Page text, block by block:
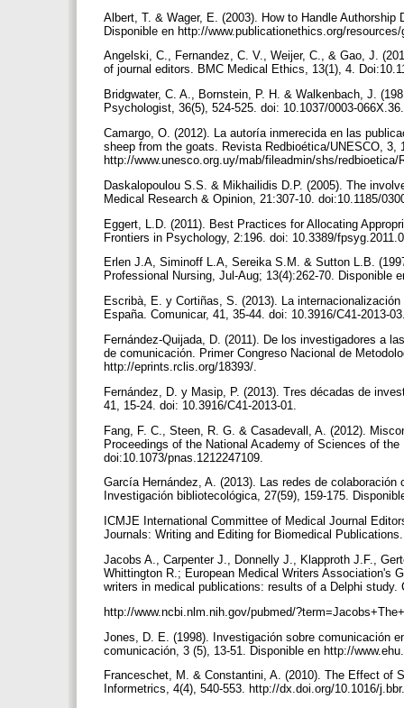
Albert, T. & Wager, E. (2003). How to Handle
Disponible en http://www.publicationethics.org/
Angelski, C., Fernandez, C. V., Weijer, C., & Gao, J.
of journal editors. BMC Medical Ethics, 13(1), 4.
Bridgwater, C. A., Bornstein, P. H. & Walkenbach, J.
Psychologist, 36(5), 524-525. doi: 10.1037/0003-
Camargo, O. (2012). La autoría inmerecida en las
sheep from the goats. Revista Redbioética/UNESCO, 3,
http://www.unesco.org.uy/mab/fileadmin/shs/
Daskalopoulou S.S. & Mikhailidis D.P. (2005). The
Medical Research & Opinion, 21:307-10. doi:10.1185/
Eggert, L.D. (2011). Best Practices for Allocating
Frontiers in Psychology, 2:196. doi: 10.3389/
Erlen J.A, Siminoff L.A, Sereika S.M. & Sutton L.B.
Professional Nursing, Jul-Aug; 13(4):262-70. Disponible
Escribà, E. y Cortiñas, S. (2013). La
España. Comunicar, 41, 35-44. doi: 10.3916/C41-2013-
Fernández-Quijada, D. (2011). De los investigadores a
de comunicación. Primer Congreso Nacional de
http://eprints.rclis.org/18393/.
Fernández, D. y Masip, P. (2013). Tres décadas de
41, 15-24. doi: 10.3916/C41-2013-01.
Fang, F. C., Steen, R. G. & Casadevall, A. (2012).
Proceedings of the National Academy of Sciences of
doi:10.1073/pnas.1212247109.
García Hernández, A. (2013). Las redes de
Investigación bibliotecológica, 27(59), 159-175.
ICMJE International Committee of Medical Journal
Journals: Writing and Editing for Biomedical
Jacobs A., Carpenter J., Donnelly J., Klapproth J.F.,
Whittington R.; European Medical Writers Association's
writers in medical publications: results of a Delphi
http://www.ncbi.nlm.nih.gov/pubmed/
Jones, D. E. (1998). Investigación sobre comunicación
comunicación, 3 (5), 13-51. Disponible en http://
Franceschet, M. & Constantini, A. (2010). The Effect of
Informetrics, 4(4), 540-553. http://dx.doi.org/10.1016/